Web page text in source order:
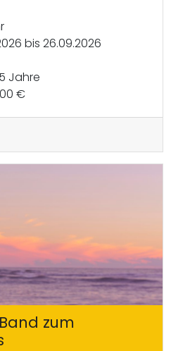
bis 26.09.2026
Jahre
€
zum